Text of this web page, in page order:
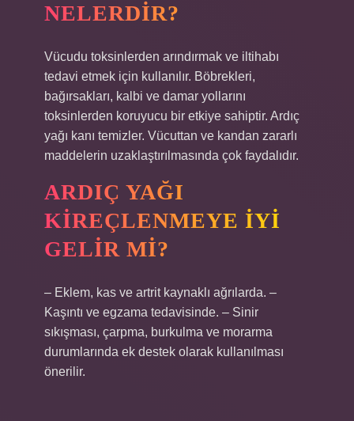
NELERDIR?
Vücudu toksinlerden arındırmak ve iltihabı
tedavi etmek için kullanılır. Böbrekleri,
bağırsakları, kalbi ve damar yollarını
toksinlerden koruyucu bir etkiye sahiptir. Ardıç
yağı kanı temizler. Vücuttan ve kandan zararlı
maddelerin uzaklaştırılmasında çok faydalıdır.
ARDIÇ YAĞI
KIREÇLENMEYE IYI
GELIR MI?
– Eklem, kas ve artrit kaynaklı ağrılarda. –
Kaşıntı ve egzama tedavisinde. – Sinir
sıkışması, çarpma, burkulma ve morarma
durumlarında ek destek olarak kullanılması
önerilir.